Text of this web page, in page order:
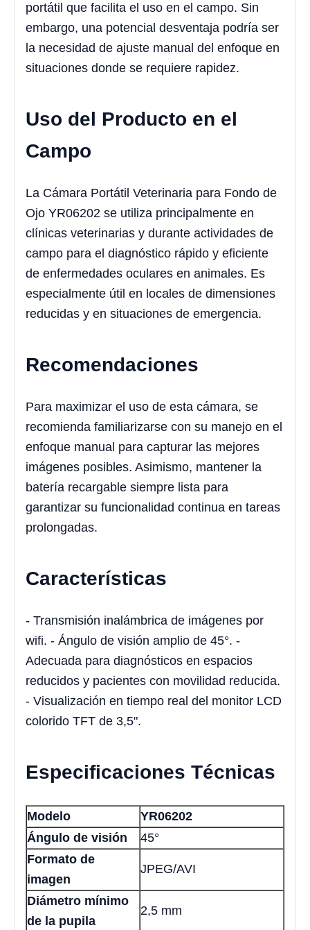
portátil que facilita el uso en el campo. Sin
embargo, una potencial desventaja podría ser
la necesidad de ajuste manual del enfoque en
situaciones donde se requiere rapidez.
Uso del Producto en el
Campo
La Cámara Portátil Veterinaria para Fondo de
Ojo YR06202 se utiliza principalmente en
clínicas veterinarias y durante actividades de
campo para el diagnóstico rápido y eficiente
de enfermedades oculares en animales. Es
especialmente útil en locales de dimensiones
reducidas y en situaciones de emergencia.
Recomendaciones
Para maximizar el uso de esta cámara, se
recomienda familiarizarse con su manejo en el
enfoque manual para capturar las mejores
imágenes posibles. Asimismo, mantener la
batería recargable siempre lista para
garantizar su funcionalidad continua en tareas
prolongadas.
Características
- Transmisión inalámbrica de imágenes por
wifi. - Ángulo de visión amplio de 45°. -
Adecuada para diagnósticos en espacios
reducidos y pacientes con movilidad reducida.
- Visualización en tiempo real del monitor LCD
colorido TFT de 3,5".
Especificaciones Técnicas
Modelo
YR06202
Ángulo de visión
45°
Formato de
imagen
JPEG/AVI
Diámetro mínimo
de la pupila
2,5 mm